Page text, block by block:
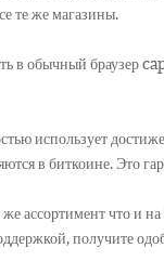
те же магазины.
в обычный браузер
использует
в биткоине. Это
ассортимент что и
получите